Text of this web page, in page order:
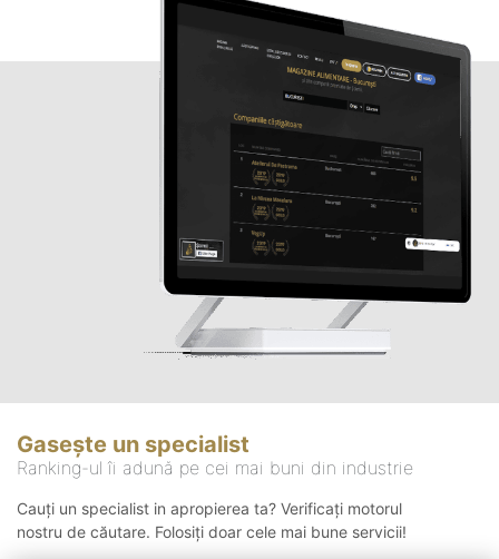
Gasește un specialist
Ranking-ul îi adună pe cei mai buni din industrie
Cauți un specialist in apropierea ta? Verificați motorul
nostru de căutare. Folosiți doar cele mai bune servicii!